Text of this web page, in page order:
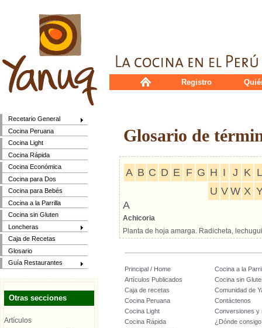
Recetario General
Cocina Peruana
Cocina Light
Cocina Rápida
Cocina Económica
Cocina para Dos
Cocina para Bebés
Cocina a la Parrilla
Cocina sin Gluten
Loncheras
Caja de Recetas
Glosario
Guía Restaurantes
Otras secciones
Artículos
Registro
Glosario de
A B C D E F G H I J K L
U V W X
A
Achicoria
Planta de hoja amarga. Radicheta,
Principal / Home
Cocina a la
Artículos Publicados
Cocina sin
Caja de recetas
Comunidad de
Cocina Peruana
Contáctenos
Cocina Light
Conversiones y
Cocina Rápida
¿Dónde